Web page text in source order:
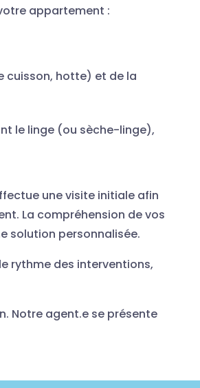
appartement :
cuisson, hotte) et de la
le linge (ou sèche-linge),
une visite initiale afin
La compréhension de vos
solution personnalisée.
rythme des interventions,
Notre agent.e se présente